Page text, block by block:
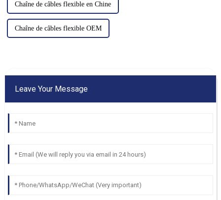
Chaîne de câbles flexible en Chine
Chaîne de câbles flexible OEM
Leave Your Message